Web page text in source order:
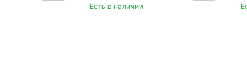
Есть в наличии